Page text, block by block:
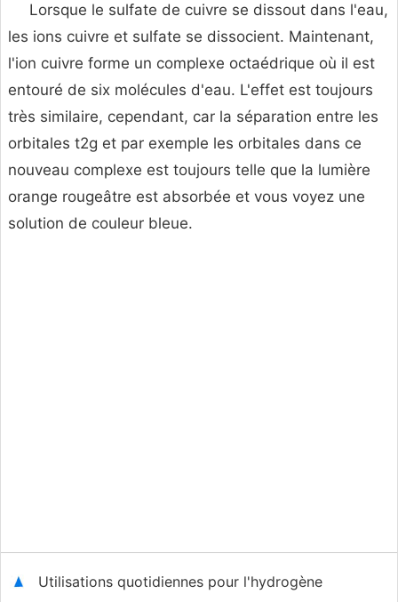
Lorsque le sulfate de cuivre se dissout dans l'eau,
les ions cuivre et sulfate se dissocient. Maintenant,
l'ion cuivre forme un complexe octaédrique où il est
entouré de six molécules d'eau. L'effet est toujours
très similaire, cependant, car la séparation entre les
orbitales t2g et par exemple les orbitales dans ce
nouveau complexe est toujours telle que la lumière
orange rougeâtre est absorbée et vous voyez une
solution de couleur bleue.
Utilisations quotidiennes pour l'hydrogène